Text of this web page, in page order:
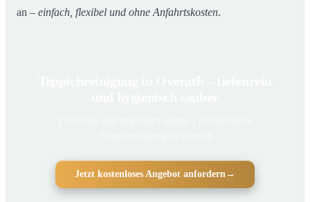
an – einfach, flexibel und ohne Anfahrtskosten.
Jetzt kostenloses Angebot anfordern→